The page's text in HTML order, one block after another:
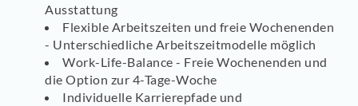
Ausstattung
Flexible Arbeitszeiten und freie Wochenenden
- Unterschiedliche Arbeitszeitmodelle möglich
Work-Life-Balance - Freie Wochenenden und
die Option zur 4-Tage-Woche
Individuelle Karrierepfade und